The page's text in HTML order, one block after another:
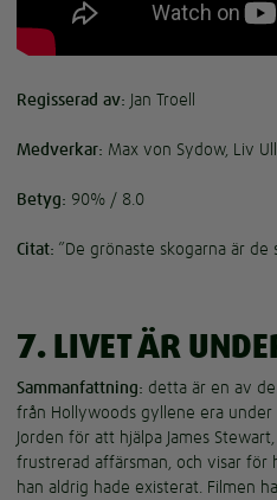
Regisserad av: Jan Troell
Medverkar: Max von Sydow, Liv
Betyg: 90% / 8.0
Citat: ”De grönaste skogarna är
7. LIVET ÄR
Sammanfattning: detta är en av
från Hollywoods gyllene era
Jorden för att hjälpa James
frustrerad affärsman, och visar
han aldrig hade existerat. Filmen